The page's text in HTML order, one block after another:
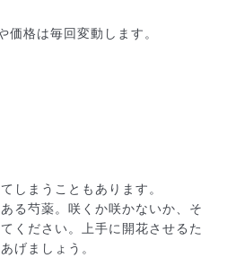
格は毎回変動します。
しまうこともあります。
る芍薬。咲くか咲かないか、そ
ください。上手に開花させるた
げましょう。